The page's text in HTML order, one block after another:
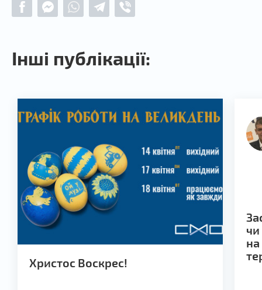
Інші публікації:
Христос Воскрес!
на